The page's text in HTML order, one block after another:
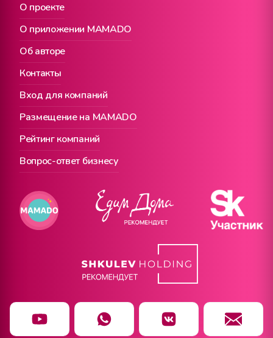
О проекте
Вход для компаний
О приложении MAMADO
Размещение на MAMADO
Об авторе
Рейтинг компаний
Контакты
Вопрос-ответ бизнесу